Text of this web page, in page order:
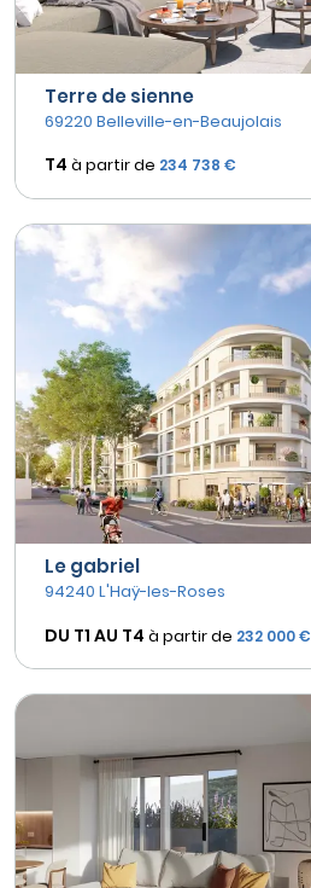
Terre de sienne
69220 Belleville-en-Beaujolais
T4 à partir de 234 738 €
Le gabriel
94240 L'Haÿ-les-Roses
DU T1 AU T4 à partir de 232 000 €